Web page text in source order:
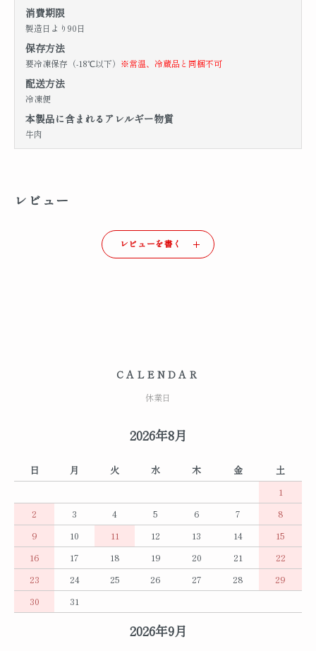
消費期限
製造日より90日
保存方法
要冷凍保存（-18℃以下） ※常温、冷蔵品と同梱不可
配送方法
冷凍便
本製品に含まれるアレルギー物質
牛肉
レビュー
レビューを書く
CALENDAR
休業日
2026年8月
日 月 火 水 木 金
土
1
2
3 4 5 6 7
8
9
10 11 12 13 14
15
16
17 18 19 20 21
22
23
24 25 26 27 28
29
30
31
2026年9月